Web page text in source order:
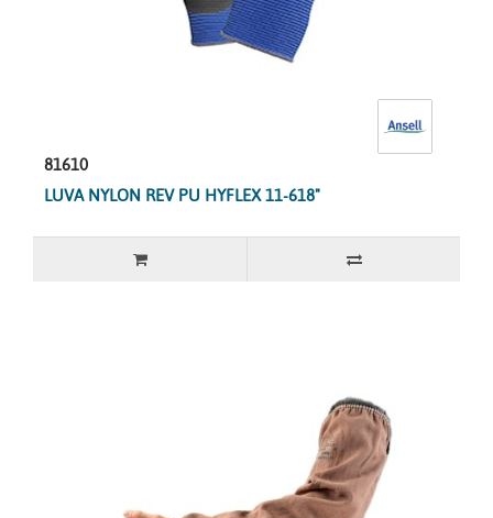
81610
LUVA NYLON REV PU HYFLEX 11-618"